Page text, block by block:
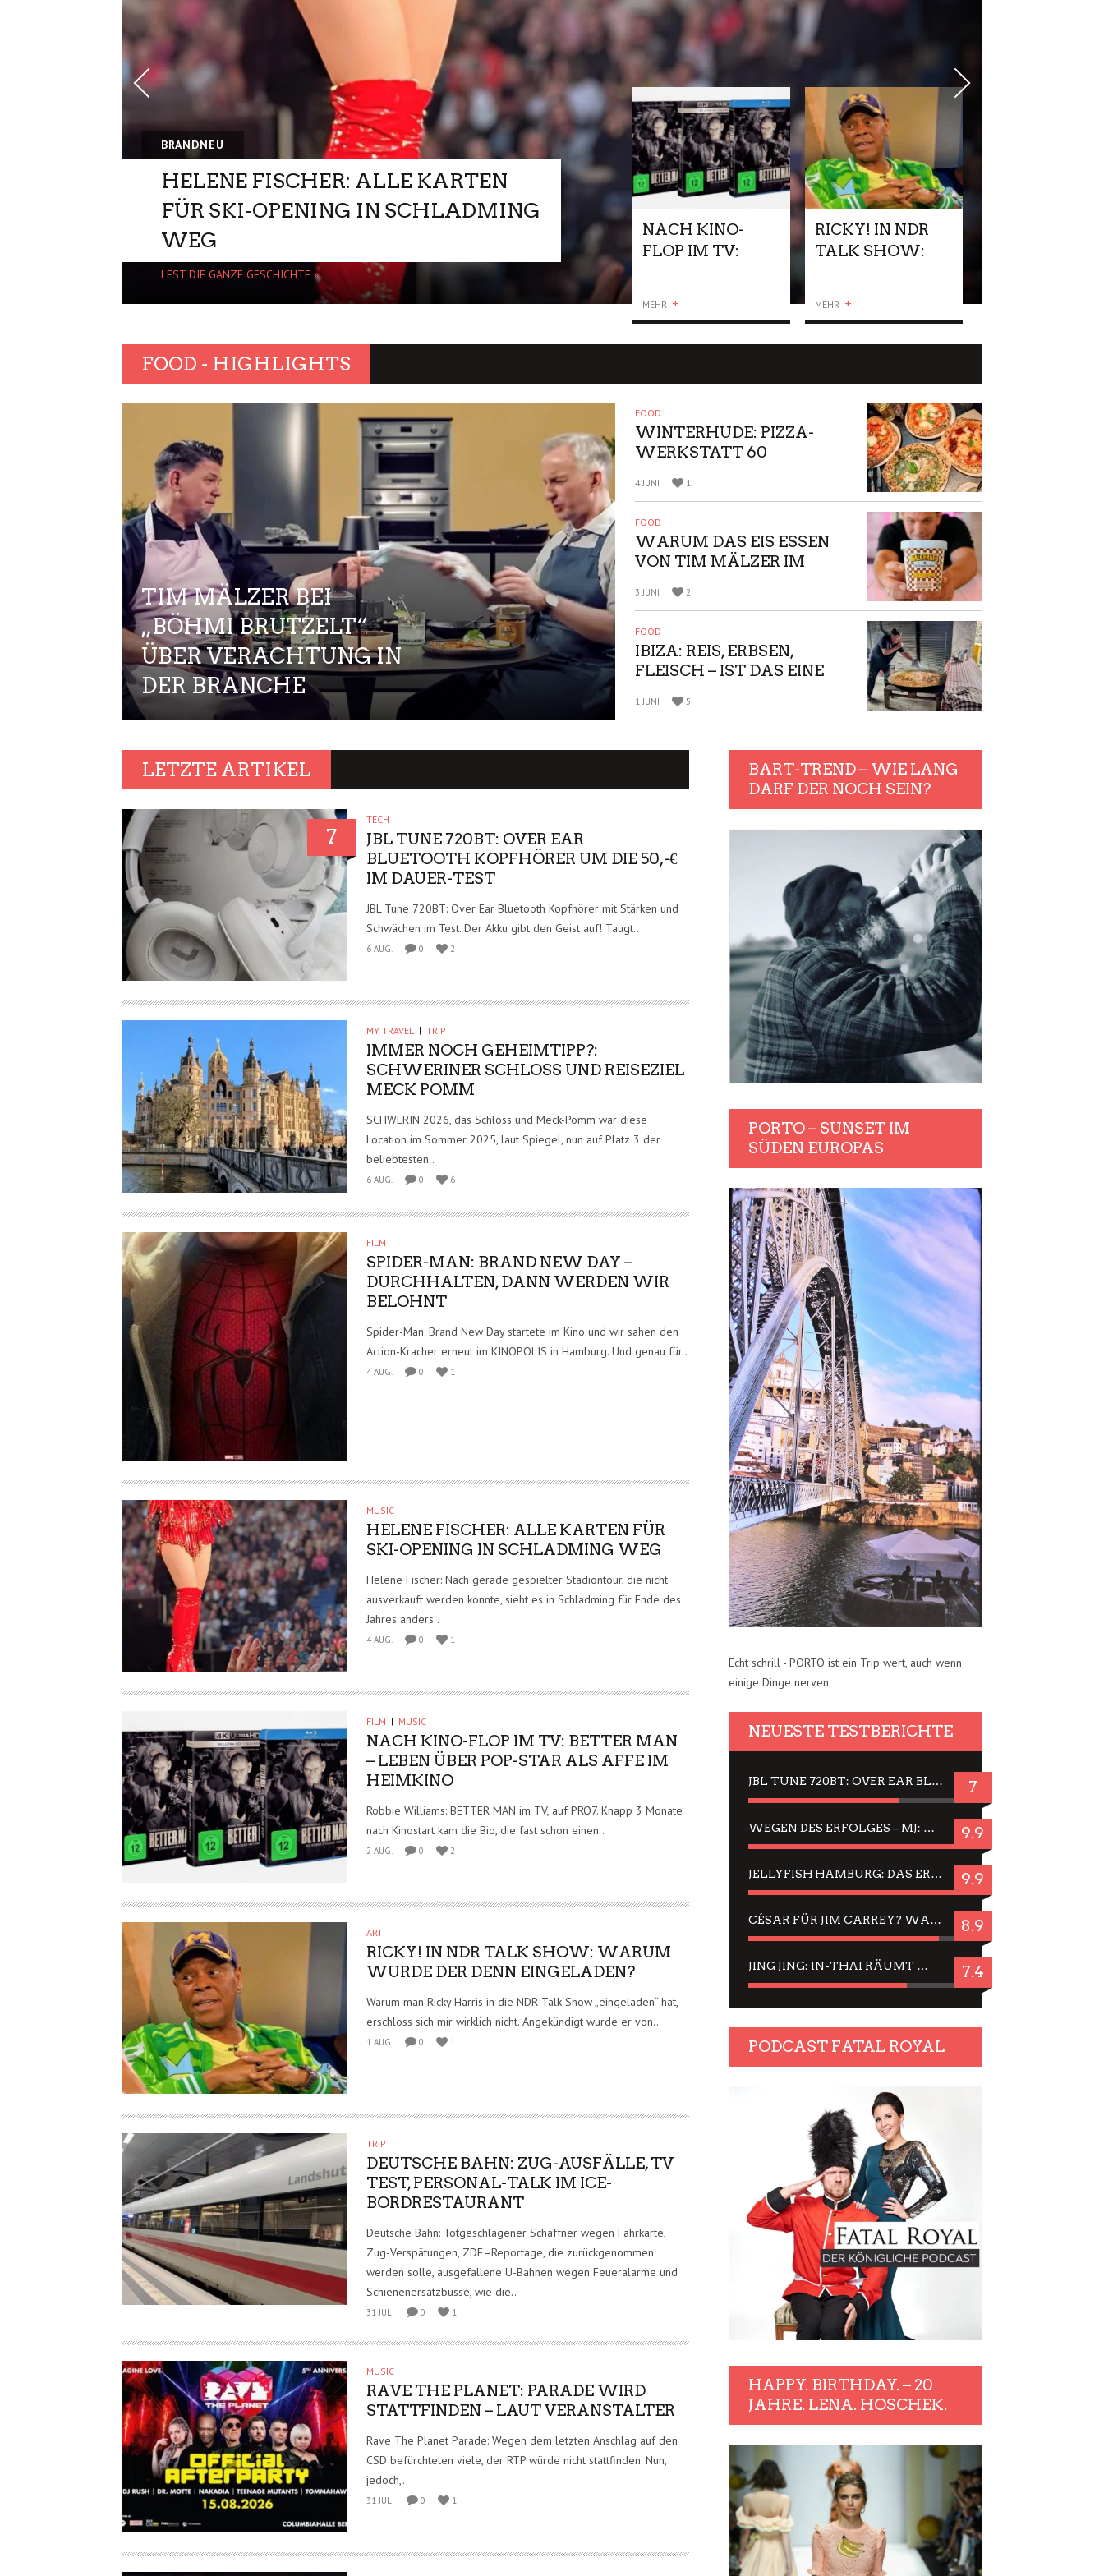
BRANDNEU
HELENE FISCHER: ALLE KARTEN
FÜR SKI-OPENING IN SCHLADMING
WEG
LEST DIE GANZE GESCHICHTE »
NACH KINO-
FLOP IM TV:
POP-STAR ALS
MEHR +
RICKY! IN NDR
TALK SHOW:
DENN
MEHR +
FOOD - HIGHLIGHTS
TIM MÄLZER BEI
„BÖHMI BRUTZELT“
ÜBER VERACHTUNG IN
DER BRANCHE
FOOD
WINTERHUDE: PIZZA-
WERKSTATT 60
NEUE FILIALE IM
4 JUNI 1
FOOD
WARUM DAS EIS ESSEN
VON TIM MÄLZER IM
UND WIE WIR DAS
3 JUNI 2
FOOD
IBIZA: REIS, ERBSEN,
FLEISCH – IST DAS EINE
DER WELT?
1 JUNI 5
LETZTE ARTIKEL
7
TECH
JBL TUNE 720BT: OVER EAR
BLUETOOTH KOPFHÖRER UM DIE 50,-€
IM DAUER-TEST
JBL Tune 720BT: Over Ear Bluetooth Kopfhörer mit Stärken und
Schwächen im Test. Der Akku gibt den Geist auf! Taugt..
6 AUG. 0 2
MY TRAVEL TRIP
IMMER NOCH GEHEIMTIPP?:
SCHWERINER SCHLOSS UND REISEZIEL
MECK POMM
SCHWERIN 2026, das Schloss und Meck-Pomm war diese
Location im Sommer 2025, laut Spiegel, nun auf Platz 3 der
beliebtesten..
6 AUG. 0 6
FILM
SPIDER-MAN: BRAND NEW DAY –
DURCHHALTEN, DANN WERDEN WIR
BELOHNT
Spider-Man: Brand New Day startete im Kino und wir sahen den
Action-Kracher erneut im KINOPOLIS in Hamburg. Und genau für..
4 AUG. 0 1
MUSIC
HELENE FISCHER: ALLE KARTEN FÜR
SKI-OPENING IN SCHLADMING WEG
Helene Fischer: Nach gerade gespielter Stadiontour, die nicht
ausverkauft werden konnte, sieht es in Schladming für Ende des
Jahres anders..
4 AUG. 0 1
FILM MUSIC
NACH KINO-FLOP IM TV: BETTER MAN
– LEBEN ÜBER POP-STAR ALS AFFE IM
HEIMKINO
Robbie Williams: BETTER MAN im TV, auf PRO7. Knapp 3 Monate
nach Kinostart kam die Bio, die fast schon einen..
2 AUG. 0 2
ART
RICKY! IN NDR TALK SHOW: WARUM
WURDE DER DENN EINGELADEN?
Warum man Ricky Harris in die NDR Talk Show „eingeladen“ hat,
erschloss sich mir wirklich nicht. Angekündigt wurde er von..
1 AUG. 0 1
TRIP
DEUTSCHE BAHN: ZUG-AUSFÄLLE, TV
TEST, PERSONAL-TALK IM ICE-
BORDRESTAURANT
Deutsche Bahn: Totgeschlagener Schaffner wegen Fahrkarte,
Zug-Verspätungen, ZDF–Reportage, die zurückgenommen
werden solle, ausgefallene U-Bahnen wegen Feueralarme und
Schienenersatzbusse, wie die..
31 JULI 0 1
MUSIC
RAVE THE PLANET: PARADE WIRD
STATTFINDEN – LAUT VERANSTALTER
Rave The Planet Parade: Wegen dem letzten Anschlag auf den
CSD befürchteten viele, der RTP würde nicht stattfinden. Nun,
jedoch,..
31 JULI 0 1
BART-TREND – WIE LANG
DARF DER NOCH SEIN?
PORTO – SUNSET IM
SÜDEN EUROPAS
Echt schrill - PORTO ist ein Trip wert, auch wenn
einige Dinge nerven.
NEUESTE TESTBERICHTE
JBL TUNE 720BT: OVER EAR BLUETOOTH KOPFHÖRER UM DIE 50,-€ IM DAUER-TEST 7
WEGEN DES ERFOLGES – MJ: MICHAEL JACKSON MUSICAL IN EINER MATINEE SEHEN 9.9
JELLYFISH HAMBURG: DAS ERFOLGREICHE SOMMER-MENÜ 2025 IN GEFÜHLEN UND BILDERN 9.9
CÉSAR FÜR JIM CARREY? WARUM DAS EINER DER NERVIGSTEN ACTORS IST UND BLEIBT 8.9
JING JING: IN-THAI RÄUMT WIEDER TITEL AB – EIN ZWEI-STUNDEN-ERLEBNISBERICHT 7.4
PODCAST FATAL ROYAL
HAPPY. BIRTHDAY. – 20
JAHRE. LENA. HOSCHEK.